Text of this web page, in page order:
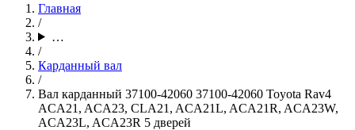
Главная
/
…
/
Карданный вал
/
Вал карданный 37100-42060 37100-42060 Toyota Rav4
ACA21, ACA23, CLA21, ACA21L, ACA21R, ACA23W,
ACA23L, ACA23R 5 дверей